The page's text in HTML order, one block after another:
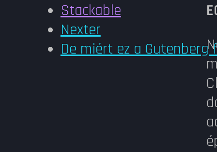
Stackable
Nexter
De miért ez a Gutenberg